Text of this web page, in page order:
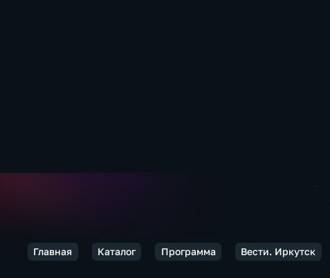
Главная Каталог Программа Вести. Иркутск